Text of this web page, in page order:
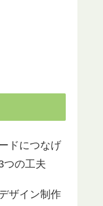
ドにつなげ
つの工夫
ザイン制作